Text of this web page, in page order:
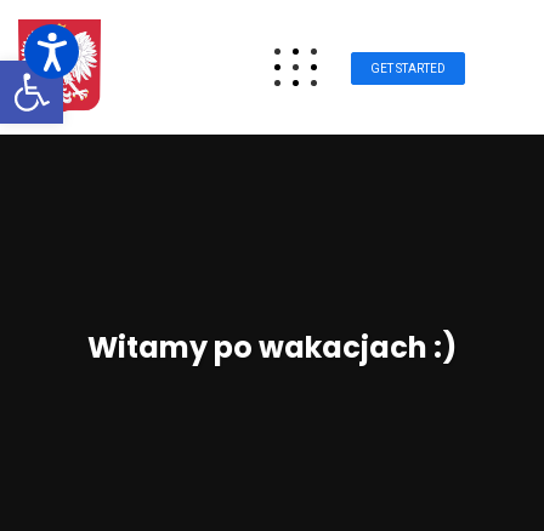
Otwórz pasek narzędziGET STARTED
Witamy po wakacjach :)